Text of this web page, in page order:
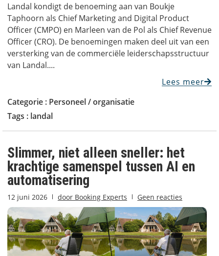
Landal kondigt de benoeming aan van Boukje
Taphoorn als Chief Marketing and Digital Product
Officer (CMPO) en Marleen van de Pol als Chief Revenue
Officer (CRO). De benoemingen maken deel uit van een
versterking van de commerciële leiderschapsstructuur
van Landal....
Lees meer
Categorie : Personeel / organisatie
Tags : landal
Slimmer, niet alleen sneller: het
krachtige samenspel tussen AI en
automatisering
12 juni 2026 door Booking Experts Geen reacties